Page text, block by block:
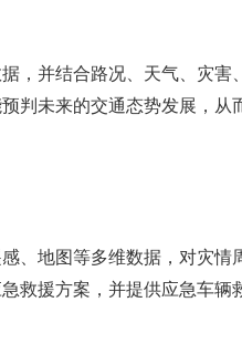
，并结合路况、天气、灾害
判未来的交通态势发展，
、地图等多维数据，对灾情
救援方案，并提供应急车